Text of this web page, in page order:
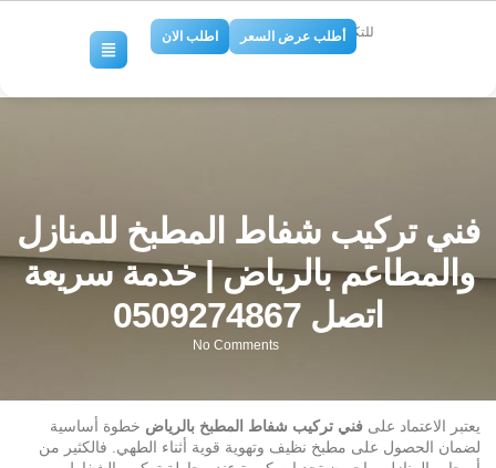
للتكييف والتبريد
أطلب عرض السعر اطلب الان
فني تركيب شفاط المطبخ للمنازل
والمطاعم بالرياض | خدمة سريعة
اتصل 0509274867
No Comments
يعتبر الاعتماد على فني تركيب شفاط المطبخ بالرياض خطوة أساسية
لضمان الحصول على مطبخ نظيف وتهوية قوية أثناء الطهي. فالكثير من